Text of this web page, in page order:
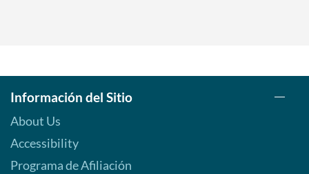
Información del Sitio
About Us
Accessibility
Programa de Afiliación